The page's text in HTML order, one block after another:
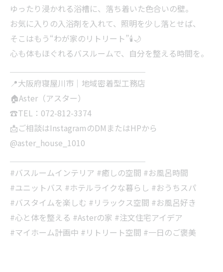
ゆったり浸かれる浴槽に、落ち着いた色合いの壁。
お気に入りの入浴剤を入れて、照明を少し落とせば、
そこはもう“わが家のリトリート”🕯️🌙
心も体もほぐれるバスルームで、自分を整える時間を。
📍大阪府寝屋川市｜地域密着型工務店
🏠Aster（アスター）
☎TEL：072-812-3374
📩ご相談はInstagramのDMまたはHPから
@aster_house_1010
#バスルームインテリア #癒しの空間 #お風呂時間
#ユニットバス #ホテルライクな暮らし #おうちスパ
#バスタイムを楽しむ #リラックス空間 #お風呂好き
#心と体を整える #Asterの家 #注文住宅アイデア
#マイホーム計画中 #リトリート空間 #一日のご褒美